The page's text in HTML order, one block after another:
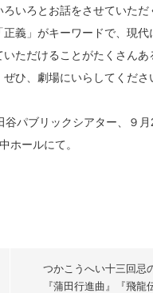
いろとお話をさせていた
義」がキーワードで、現
ただけることがたくさんあ
ひ、劇場にいらしてくださ
パブリックシアター、９
ホールにて。
つかこうへい十三回忌
『蒲田行進曲』『飛龍